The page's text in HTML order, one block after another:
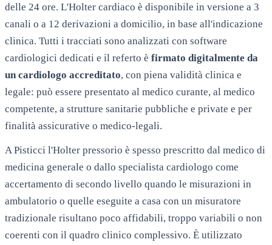
delle 24 ore. L'Holter cardiaco è disponibile in versione a 3
canali o a 12 derivazioni a domicilio, in base all'indicazione
clinica. Tutti i tracciati sono analizzati con software
cardiologici dedicati e il referto è firmato digitalmente da
un cardiologo accreditato, con piena validità clinica e
legale: può essere presentato al medico curante, al medico
competente, a strutture sanitarie pubbliche e private e per
finalità assicurative o medico-legali.
APisticci l'Holter pressorio è spesso prescritto dal medico di
medicina generale o dallo specialista cardiologo come
accertamento di secondo livello quando le misurazioni in
ambulatorio o quelle eseguite a casa con un misuratore
tradizionale risultano poco affidabili, troppo variabili o non
coerenti con il quadro clinico complessivo. È utilizzato